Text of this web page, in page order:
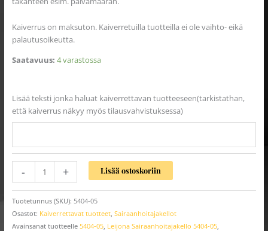
Kaiverrus on maksuton. Kaiverretuilla tuotteilla ei ole vaihto- eikä
palautusoikeutta.
Saatavuus: 4 varastossa
Lisää teksti jonka haluat kaiverrettavan tuotteeseen(tarkistathan,
että kaiverrus näkyy myös tilausvahvistuksessa)
- + Lisää ostoskoriin
Tuotetunnus (SKU): 5404-05
Osastot: Kaiverrettavat tuotteet, Sairaanhoitajakellot
Avainsanat tuotteelle 5404-05, Leijona Sairaanhoitajakello 5404-05,